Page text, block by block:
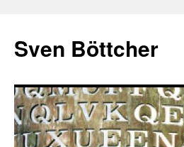
springen
Sven Böttcher